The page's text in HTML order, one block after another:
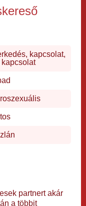
kapcsolat,
kapcsolat
partnert akár
a többit